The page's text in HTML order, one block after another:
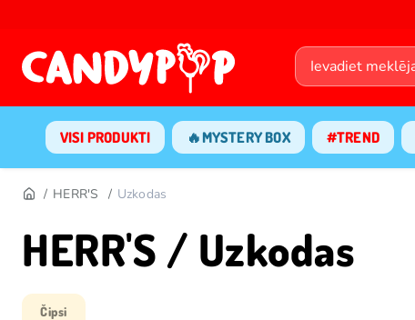
VISI PRODUKTI 🔥MYSTERY BOX #TREND
HERR'S Uzkodas
HERR'S / Uzkodas
Čipsi